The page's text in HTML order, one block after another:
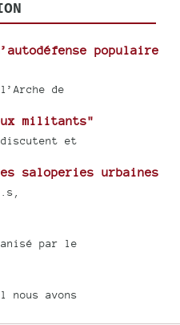
populaire
de
militants"
et
saloperies urbaines
par le
nous avons